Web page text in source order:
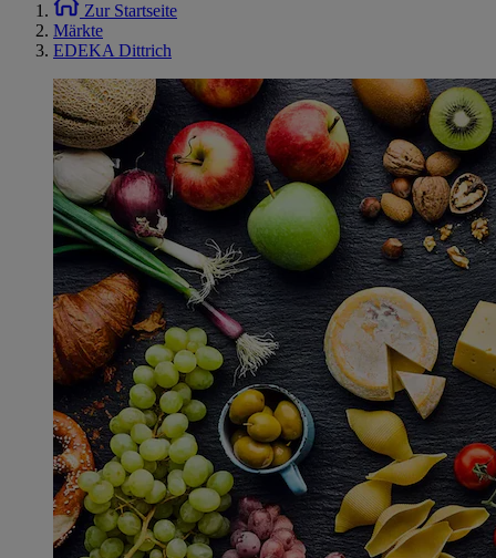
Zur Startseite
Märkte
EDEKA Dittrich